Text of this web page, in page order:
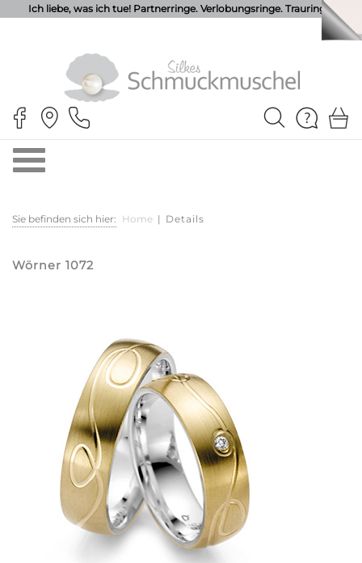
Ich liebe, was ich tue! Partnerringe. Verlobungsringe. Trauringe.
Sie befinden sich hier: Home | Details
Wörner 1072